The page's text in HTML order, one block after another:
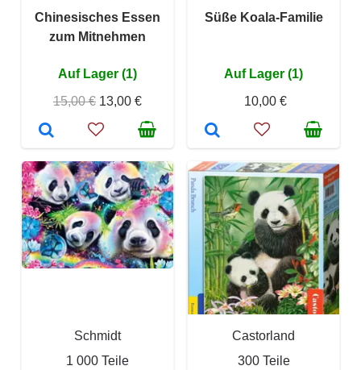
Chinesisches Essen
zum Mitnehmen
Auf Lager (1)
15,00 € 13,00 €
Süße Koala-Familie
Auf Lager (1)
10,00 €
Schmidt
1 000 Teile
Castorland
300 Teile